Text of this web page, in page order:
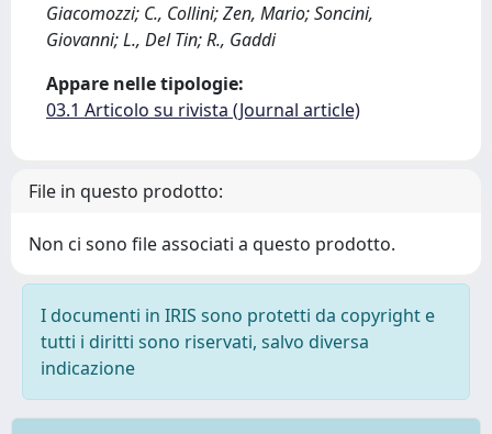
Giacomozzi; C., Collini; Zen, Mario; Soncini,
Giovanni; L., Del Tin; R., Gaddi
Appare nelle tipologie:
03.1 Articolo su rivista (Journal article)
File in questo prodotto:
Non ci sono file associati a questo prodotto.
I documenti in IRIS sono protetti da copyright e
tutti i diritti sono riservati, salvo diversa
indicazione